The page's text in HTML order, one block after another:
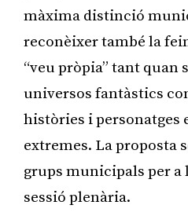
màxima distinció
reconèixer també la
“veu pròpia” tant quan
universos fantàstics
històries i personatges
extremes. La proposta
grups municipals per a
sessió plenària.